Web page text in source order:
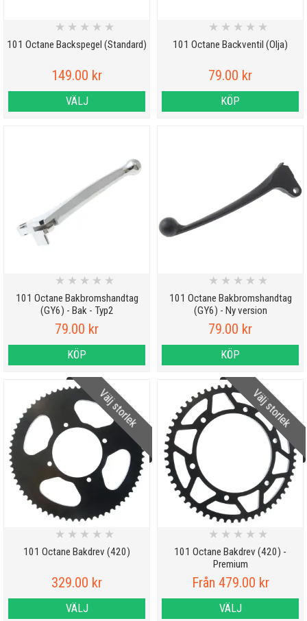
101 Octane Backspegel (Standard)
★ ★ ★ ★ ★
149.00 kr
VÄLJ
101 Octane Backventil (Olja)
★ ★ ★ ★ ★
79.00 kr
KÖP
101 Octane Bakbromshandtag
(GY6) - Bak - Typ2
★ ★ ★ ★ ★
79.00 kr
KÖP
101 Octane Bakbromshandtag
(GY6) - Ny version
★ ★ ★ ★ ★
79.00 kr
KÖP
Välj storlek
101 Octane Bakdrev (420)
★ ★ ★ ★ ★
329.00 kr
VÄLJ
Välj storlek
101 Octane Bakdrev (420) -
Premium
★ ★ ★ ★ ★
Från 479.00 kr
VÄLJ